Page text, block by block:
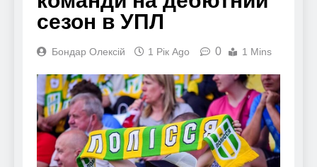
сезон в УПЛ
Бондар Олексій 1 Рік Ago 0 1 Mins